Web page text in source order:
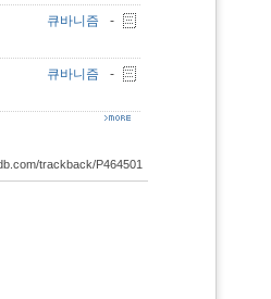
큐바니즘 -
큐바니즘 -
trackback/P464501